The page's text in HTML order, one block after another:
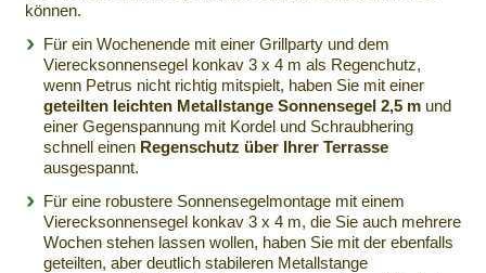
können.
Für ein Wochenende mit einer Grillparty und dem
Vierecksonnensegel konkav 3 x 4 m als Regenchutz,
wenn Petrus nicht richtig mitspielt, haben Sie mit einer
geteilten leichten Metallstange Sonnensegel 2,5 m und
einer Gegenspannung mit Kordel und Schraubhering
schnell einen Regenschutz über Ihrer Terrasse
ausgespannt.
Für eine robustere Sonnensegelmontage mit einem
Vierecksonnensegel konkav 3 x 4 m, die Sie auch mehrere
Wochen stehen lassen wollen, haben Sie mit der ebenfalls
geteilten, aber deutlich stabileren Metallstange